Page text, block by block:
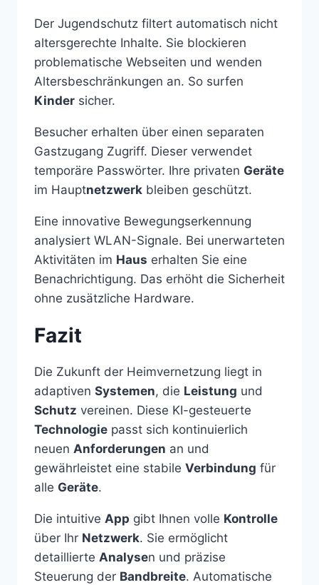
Der Jugendschutz filtert automatisch nicht
altersgerechte Inhalte. Sie blockieren
problematische Webseiten und wenden
Altersbeschränkungen an. So surfen
Kinder sicher.
Besucher erhalten über einen separaten
Gastzugang Zugriff. Dieser verwendet
temporäre Passwörter. Ihre privaten Geräte
im Hauptnetzwerk bleiben geschützt.
Eine innovative Bewegungserkennung
analysiert WLAN-Signale. Bei unerwarteten
Aktivitäten im Haus erhalten Sie eine
Benachrichtigung. Das erhöht die Sicherheit
ohne zusätzliche Hardware.
Fazit
Die Zukunft der Heimvernetzung liegt in
adaptiven Systemen, die Leistung und
Schutz vereinen. Diese KI-gesteuerte
Technologie passt sich kontinuierlich
neuen Anforderungen an und
gewährleistet eine stabile Verbindung für
alle Geräte.
Die intuitive App gibt Ihnen volle Kontrolle
über Ihr Netzwerk. Sie ermöglicht
detaillierte Analysen und präzise
Steuerung der Bandbreite. Automatische